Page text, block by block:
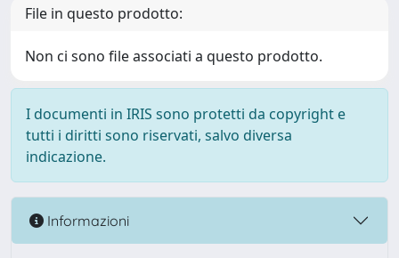
File in questo prodotto:
Non ci sono file associati a questo prodotto.
I documenti in IRIS sono protetti da copyright e
tutti i diritti sono riservati, salvo diversa
indicazione.
Informazioni